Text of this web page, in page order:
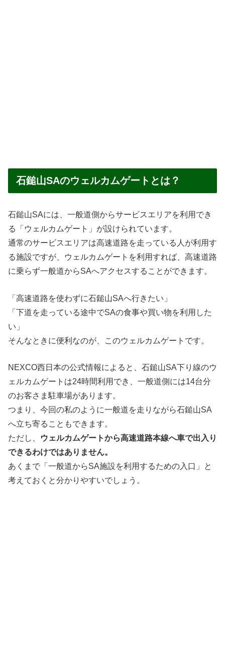
石鎚山SAのウェルカムゲートとは？
石鎚山SAには、一般道側からサービスエリアを利用でき
る「ウェルカムゲート」が設けられています。
通常のサービスエリアは高速道路を走っている人が利用す
る施設ですが、ウェルカムゲートを利用すれば、高速道路
に乗らず一般道からSAへアクセスすることができます。
「高速道路を使わずに石鎚山SAへ行きたい」
「下道を走っている途中でSAの食事や買い物を利用した
い」
そんなときに便利なのが、このウェルカムゲートです。
NEXCO西日本の公式情報によると、石鎚山SA下り線のウ
ェルカムゲートは24時間利用でき、一般道側には14台分
のお客さま駐車場があります。
つまり、今回の私のように一般道を走りながら石鎚山SA
へ立ち寄ることもできます。
ただし、
ウェルカムゲートから高速道路本線へ車で出入り
できるわけではありません。
あくまで「一般道からSA施設を利用するための入口」と
考えておくと分かりやすいでしょう。